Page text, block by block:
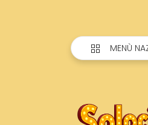
MENÙ